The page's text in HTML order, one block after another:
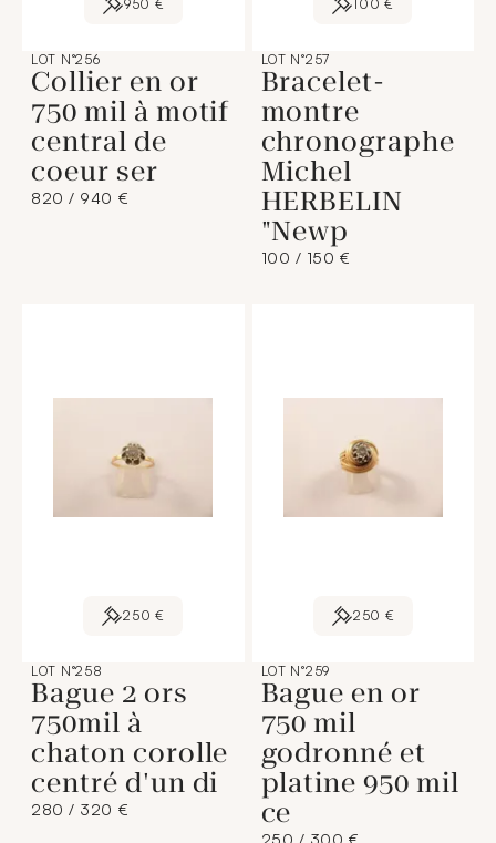
950 €
LOT N°256
Collier en or
750 mil à motif
central de
coeur ser
820 / 940 €
100 €
LOT N°257
Bracelet-
montre
chronographe
Michel
HERBELIN
"Newp
100 / 150 €
250 €
LOT N°258
Bague 2 ors
750mil à
chaton corolle
centré d'un di
280 / 320 €
250 €
LOT N°259
Bague en or
750 mil
godronné et
platine 950 mil
ce
250 / 300 €